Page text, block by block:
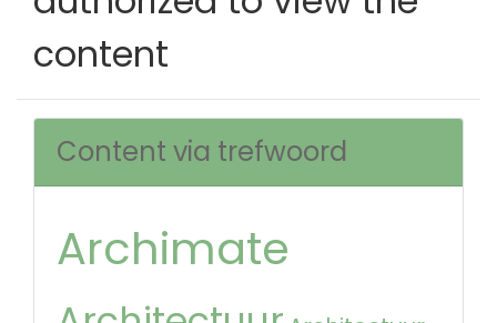
content
Content via trefwoord
Archimate